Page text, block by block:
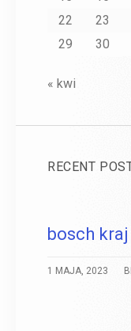
22
23
29
30
« kwi
RECENT
bosch
1 MAJA, 2023